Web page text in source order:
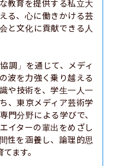
教育を提供する私立大
る、心に働きかける芸
と文化に貢献できる人
調」を通じて、メディ
波を力強く乗り越える
や技術を、学生一人一
、東京メディア芸術学
分野による学びで、
イターの輩出をめざし
性を涵養し、論理的思
ます。